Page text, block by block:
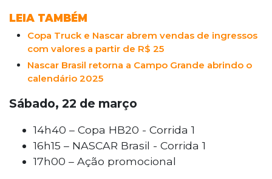
LEIA TAMBÉM
Copa Truck e Nascar abrem vendas de ingressos
com valores a partir de R$ 25
Nascar Brasil retorna a Campo Grande abrindo o
calendário 2025
Sábado, 22 de março
14h40 – Copa HB20 - Corrida 1
16h15 – NASCAR Brasil - Corrida 1
17h00 – Ação promocional